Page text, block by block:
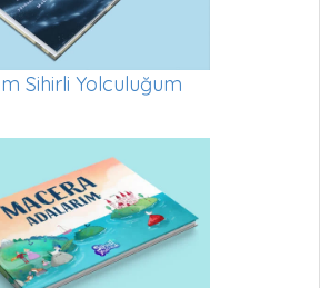
Sihirli Yolculuğum